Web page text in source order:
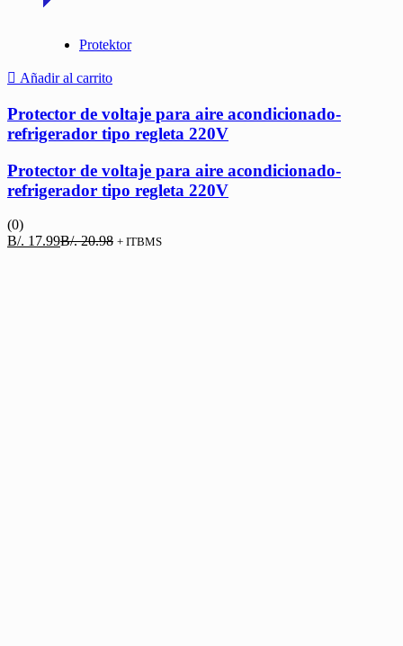
Protektor
Añadir al carrito
Protector de voltaje para aire acondicionado-
refrigerador tipo regleta 220V
Protector de voltaje para aire acondicionado-
refrigerador tipo regleta 220V
(0)
B/. 17.99El
B/.20.98 El
+ ITBMS